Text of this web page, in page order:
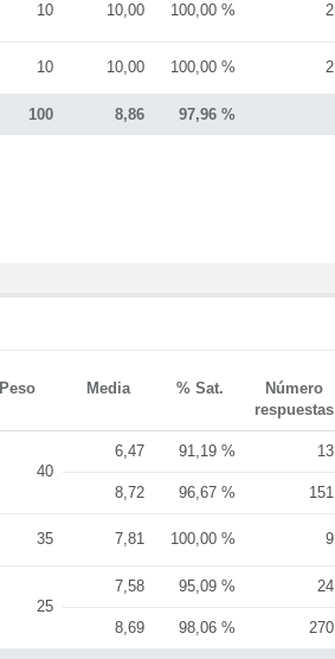
100 8,86 97,96 %
10 10,00 100,00 % 2
10 10,00 100,00 % 2
Peso Media % Sat.
Número
respuestas
40
6,47 91,19 % 13
8,72 96,67 % 151
35 7,81 100,00 % 9
25
7,58 95,09 % 24
8,69 98,06 % 270